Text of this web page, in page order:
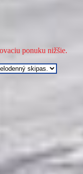
ponuku nižšie.